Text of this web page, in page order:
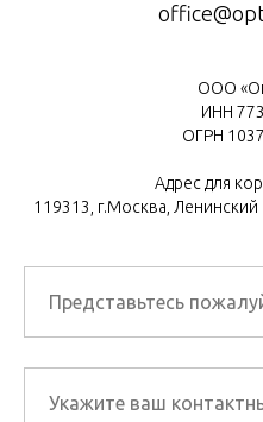
ООО
ИНН
ОГРН
Адрес для
119313, г.Москва,